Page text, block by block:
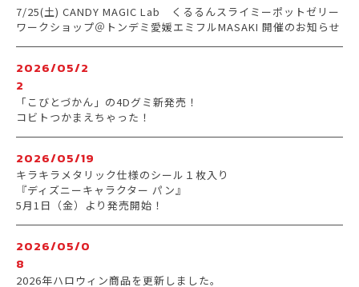
7/25(土) CANDY MAGIC Lab くるるんスライミーポットゼリー
ワークショップ＠トンデミ愛媛エミフルMASAKI 開催のお知らせ
2026/05/2
2
「こびとづかん」の4Dグミ新発売！
コビトつかまえちゃった！
2026/05/19
キラキラメタリック仕様のシール１枚入り
『ディズニーキャラクター パン』
5月1日（金）より発売開始！
2026/05/0
8
2026年ハロウィン商品を更新しました。